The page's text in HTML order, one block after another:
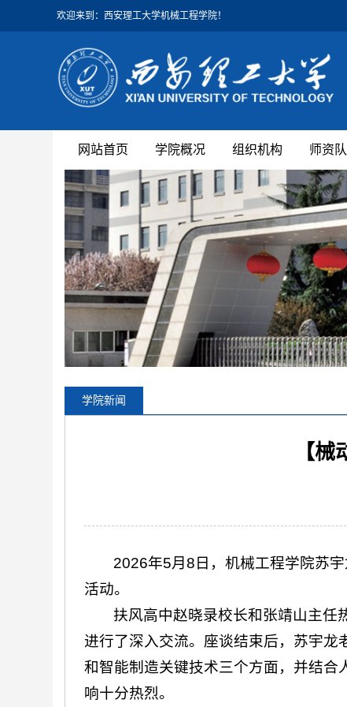
欢迎来到：西安理工大学机械工程学院！
网站首页 学院概况 组织机构 师资
学院新闻
【
2026年5月8日，机械工程学院苏
活动。
扶风高中赵晓录校长和张靖山主任
进行了深入交流。座谈结束后，苏宇
和智能制造关键技术三个方面，并结合
响十分热烈。